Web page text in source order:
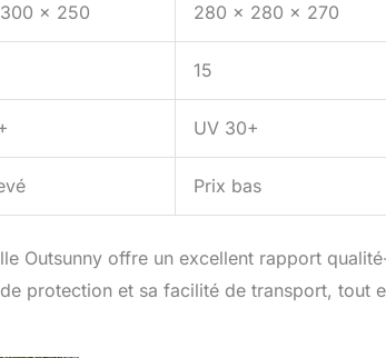
x 250 280 x 280 x 270
15
UV 30+
Prix bas
Outsunny offre un excellent rapport
protection et sa facilité de transport, tout